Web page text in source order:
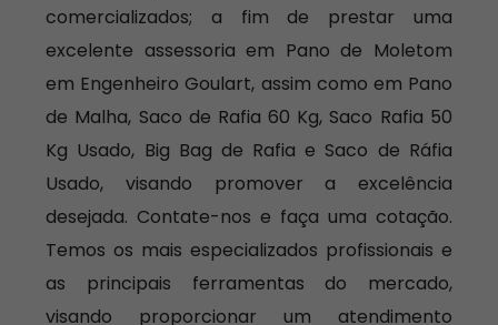
comercializados; a fim de prestar uma
excelente assessoria em Pano de Moletom
em Engenheiro Goulart, assim como em Pano
de Malha, Saco de Rafia 60 Kg, Saco Rafia 50
Kg Usado, Big Bag de Rafia e Saco de Ráfia
Usado, visando promover a excelência
desejada. Contate-nos e faça uma cotação.
Temos os mais especializados profissionais e
as principais ferramentas do mercado,
visando proporcionar um atendimento